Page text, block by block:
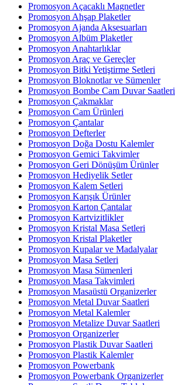
Promosyon Açacaklı Magnetler
Promosyon Ahşap Plaketler
Promosyon Ajanda Aksesuarları
Promosyon Albüm Plaketler
Promosyon Anahtarlıklar
Promosyon Araç ve Gereçler
Promosyon Bitki Yetiştirme Setleri
Promosyon Bloknotlar ve Sümenler
Promosyon Bombe Cam Duvar Saatleri
Promosyon Çakmaklar
Promosyon Cam Ürünleri
Promosyon Çantalar
Promosyon Defterler
Promosyon Doğa Dostu Kalemler
Promosyon Gemici Takvimler
Promosyon Geri Dönüşüm Ürünler
Promosyon Hediyelik Setler
Promosyon Kalem Setleri
Promosyon Karışık Ürünler
Promosyon Karton Çantalar
Promosyon Kartvizitlikler
Promosyon Kristal Masa Setleri
Promosyon Kristal Plaketler
Promosyon Kupalar ve Madalyalar
Promosyon Masa Setleri
Promosyon Masa Sümenleri
Promosyon Masa Takvimleri
Promosyon Masaüstü Organizerler
Promosyon Metal Duvar Saatleri
Promosyon Metal Kalemler
Promosyon Metalize Duvar Saatleri
Promosyon Organizerler
Promosyon Plastik Duvar Saatleri
Promosyon Plastik Kalemler
Promosyon Powerbank
Promosyon Powerbank Organizerler